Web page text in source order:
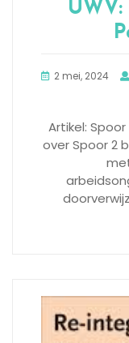
2 mei, 2024
Artikel:
over Spoor 2